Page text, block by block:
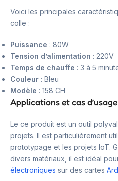
Voici les principales
colle :
Puissance : 80W
Tension d’alimentation : 220V
Temps de chauffe : 3 à 5
Couleur : Bleu
Modèle : 158 CH
Applications et cas d’usage
Le ce produit est un outil
projets. Il est particulièrement
prototypage et les projets IoT.
divers matériaux, il est idéal
électroniques sur des cartes